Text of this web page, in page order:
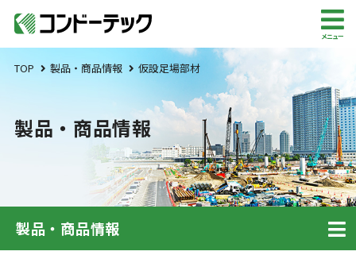
メニュー
TOP 製品・商品情報 仮設足場部材
製品・商品情報
製品・商品情報